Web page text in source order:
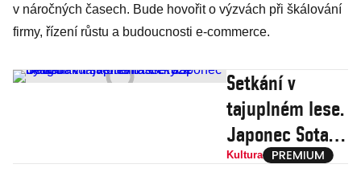
v náročných časech. Bude hovořit o výzvách při škálování
firmy, řízení růstu a budoucnosti e-commerce.
Setkání v
tajuplném lese.
Japonec Sota
Sakuma otevírá
Kultura